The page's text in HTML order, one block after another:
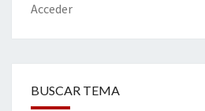
Acceder
BUSCAR TEMA